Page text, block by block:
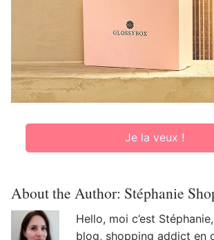
Je la veux !
About the Author: Stéphanie
Hello, moi c’est
blog, shopping addict en